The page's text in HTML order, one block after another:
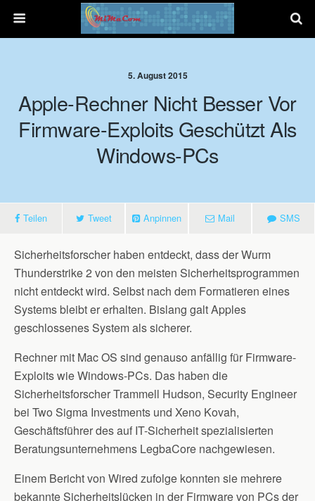
5. August 2015
Apple-Rechner Nicht Besser Vor
Firmware-Exploits Geschützt Als
Windows-PCs
Teilen Tweet Anpinnen Mail SMS
Sicherheitsforscher haben entdeckt, dass der Wurm
Thunderstrike 2 von den meisten Sicherheitsprogrammen
nicht entdeckt wird. Selbst nach dem Formatieren eines
Systems bleibt er erhalten. Bislang galt Apples
geschlossenes System als sicherer.
Rechner mit Mac OS sind genauso anfällig für Firmware-
Exploits wie Windows-PCs. Das haben die
Sicherheitsforscher Trammell Hudson, Security Engineer
bei Two Sigma Investments und Xeno Kovah,
Geschäftsführer des auf IT-Sicherheit spezialisierten
Beratungsunternehmens LegbaCore nachgewiesen.
Einem Bericht von Wired zufolge konnten sie mehrere
bekannte Sicherheitslücken in der Firmware von PCs der